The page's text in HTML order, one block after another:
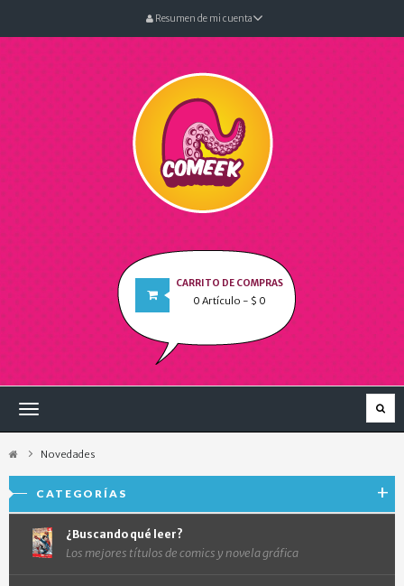
Resumen de mi cuenta
CARRITO DE COMPRAS
0 Artículo - $ 0
Navegación
Novedades
CATEGORÍAS
¿Buscando qué leer?
Los mejores títulos de comics y novela gráfica